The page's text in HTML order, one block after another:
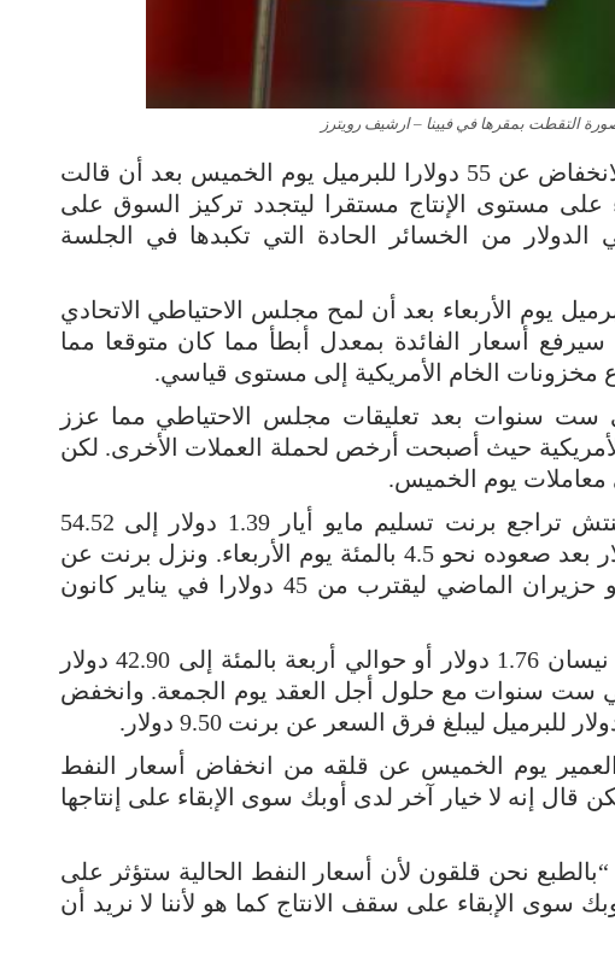
التقطت بمقرها في فيينا – ارشيف رويترز
الحكمة – متابعة: عاود خام برنت الانخفاض عن 55 دولارا للبرميل يوم الخميس بعد أن قالت
على مستوى الإنتاج مستقرا ليتجدد تركيز السوق على
من الخسائر الحادة التي تكبدها في الجلسة
يوم الأربعاء بعد أن لمح مجلس الاحتياطي الاتحادي
سيرفع أسعار الفائدة بمعدل أبطأ مما كان متوقعا مما
مخزونات الخام الأمريكية إلى مستوى قياسي.
ست سنوات بعد تعليقات مجلس الاحتياطي مما عزز
حيث أصبحت أرخص لحملة العملات الأخرى. لكن
وبحلول الساعة 1256 بتوقيت جرينتش تراجع برنت تسليم مايو أيار 1.39 دولار إلى 54.52
دولار بعد أن انخفض إلى 54.47 دولار بعد صعوده نحو 4.5 بالمئة يوم الأربعاء. ونزل برنت عن
مستويات فوق 115 دولارا في يونيو حزيران الماضي ليقترب من 45 دولارا في يناير كانون
وهبط الخام الأمريكي تسليم ابريل نيسان 1.76 دولار أو حوالي أربعة بالمئة إلى 42.90 دولار
ست سنوات مع حلول أجل العقد يوم الجمعة. وانخفض
يوم الخميس عن قلقه من انخفاض أسعار النفط
قال إنه لا خيار آخر لدى أوبك سوى الإبقاء على إنتاجها
نحن قلقون لأن أسعار النفط الحالية ستؤثر على
سوى الإبقاء على سقف الانتاج كما هو لأننا لا نريد أن